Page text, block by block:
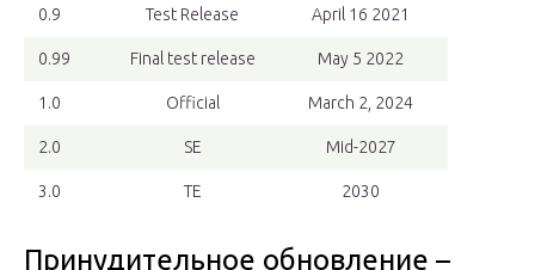
0.9 Test Release April 16 2021
0.99 Final test release May 5 2022
1.0 Official March 2, 2024
2.0 SE Mid-2027
3.0 TE 2030
Принудительное обновление –